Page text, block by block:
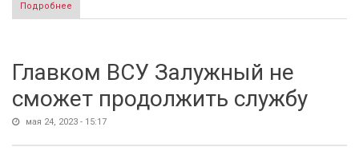
Подробнее
российско-армянских отношений в евразийском
Главком ВСУ Залужный не
сможет продолжить службу
мая 24, 2023 - 15:17